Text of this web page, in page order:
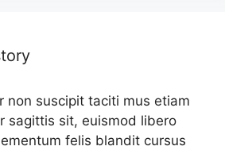
non suscipit taciti mus etiam
sagittis sit, euismod libero
felis blandit cursus